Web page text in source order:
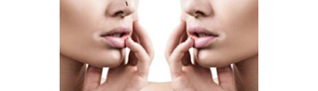
CORPORAL
UNIDAD DE OBESIDAD
BLOG
CONTACTA